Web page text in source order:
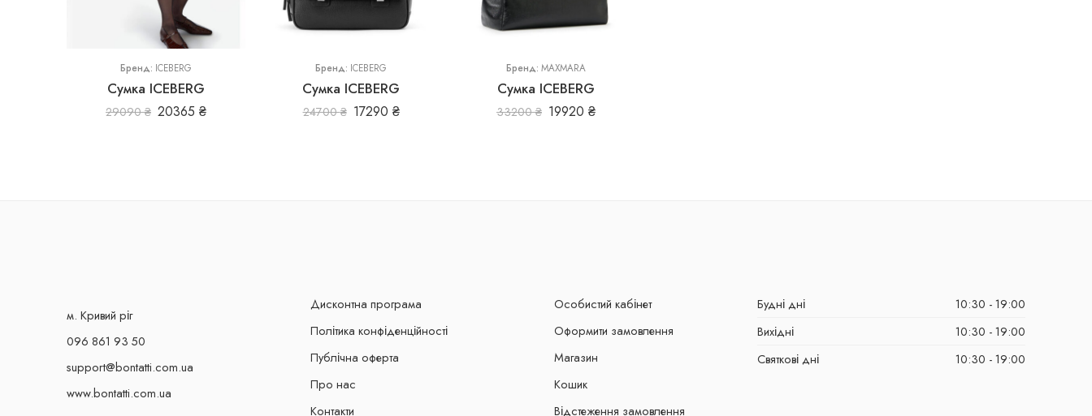
Бренд: ICEBERG
Сумка ICEBERG
29090₴ 20365 ₴
Бренд: ICEBERG
Сумка ICEBERG
24700₴ 17290 ₴
uni
Бренд: MAXMARA
Сумка ICEBERG
33200₴ 19920 ₴
uni
м. Кривий ріг
096 861 93 50
support@bontatti.com.ua
www.bontatti.com.ua
Дисконтна програма
Політика конфіденційності
Публічна оферта
Про нас
Контакти
Особистий кабінет
Оформити замовлення
Магазин
Кошик
Відстеження замовлення
Будні дні
10:30 - 19:00
Вихідні
10:30 - 19:00
Святкові дні
10:30 - 19:00